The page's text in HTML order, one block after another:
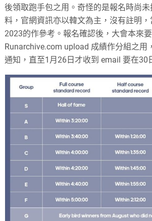
後領取跑手包之用。奇怪的是報名時尚
料，官網資訊亦以韓文為主，沒有註明，
2023的作參考。報名確認後，大會本來
Runarchive.com upload 成績作分組之用
通知，直至1月26日才收到 email 要在30